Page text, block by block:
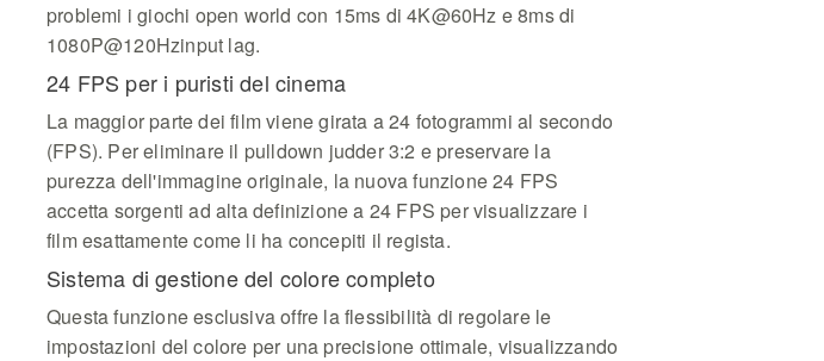
problemi i giochi open world con 15ms di 4K@60Hz e 8ms di
1080P@120Hzinput lag.
24 FPS per i puristi del cinema
La maggior parte dei film viene girata a 24 fotogrammi al secondo
(FPS). Per eliminare il pulldown judder 3:2 e preservare la
purezza dell'immagine originale, la nuova funzione 24 FPS
accetta sorgenti ad alta definizione a 24 FPS per visualizzare i
film esattamente come li ha concepiti il regista.
Sistema di gestione del colore completo
Questa funzione esclusiva offre la flessibilità di regolare le
impostazioni del colore per una precisione ottimale, visualizzando